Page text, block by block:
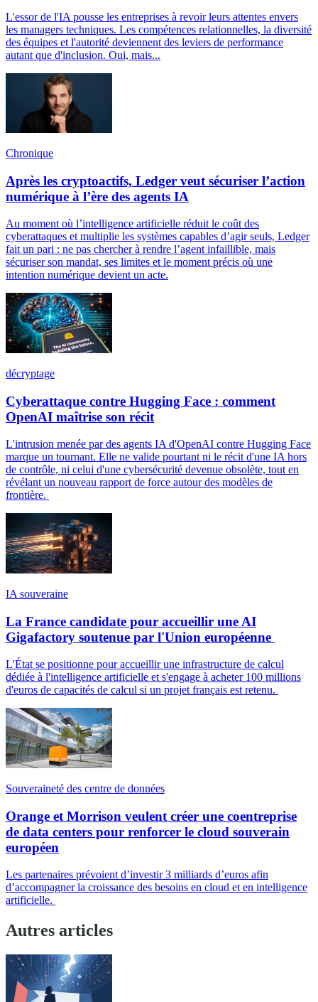
L'essor de l'IA pousse les entreprises à revoir leurs attentes envers
les managers techniques. Les compétences relationnelles, la diversité
des équipes et l'autorité deviennent des leviers de performance
autant que d'inclusion. Oui, mais...
Chronique
Après les cryptoactifs, Ledger veut sécuriser l’action
numérique à l’ère des agents IA
Au moment où l’intelligence artificielle réduit le coût des
cyberattaques et multiplie les systèmes capables d’agir seuls, Ledger
fait un pari : ne pas chercher à rendre l’agent infaillible, mais
sécuriser son mandat, ses limites et le moment précis où une
intention numérique devient un acte.
décryptage
Cyberattaque contre Hugging Face : comment
OpenAI maîtrise son récit
L'intrusion menée par des agents IA d'OpenAI contre Hugging Face
marque un tournant. Elle ne valide pourtant ni le récit d'une IA hors
de contrôle, ni celui d'une cybersécurité devenue obsolète, tout en
révélant un nouveau rapport de force autour des modèles de
frontière.
IA souveraine
La France candidate pour accueillir une AI
Gigafactory soutenue par l'Union européenne
L'État se positionne pour accueillir une infrastructure de calcul
dédiée à l'intelligence artificielle et s'engage à acheter 100 millions
d'euros de capacités de calcul si un projet français est retenu.
Souveraineté des centre de données
Orange et Morrison veulent créer une coentreprise
de data centers pour renforcer le cloud souverain
européen
Les partenaires prévoient d’investir 3 milliards d’euros afin
d’accompagner la croissance des besoins en cloud et en intelligence
artificielle.
Autres articles